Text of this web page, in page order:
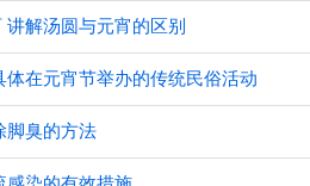
解汤圆与元宵的区别
在元宵节举办的传统民俗活动
脚臭的方法